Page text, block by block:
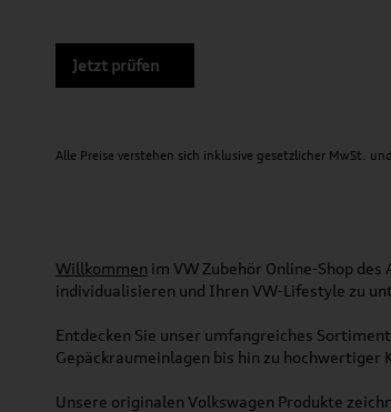
Jetzt prüfen
Alle Preise verstehen sich inklusive gesetzlicher MwSt. und
Willkommen im VW Zubehör Online-Shop
individualisieren und Ihren VW-Lifestyle zu
Entdecken Sie unser umfangreiches
Gepäckraumeinlagen bis hin zu hochwertiger
Unsere originalen Volkswagen Produkte